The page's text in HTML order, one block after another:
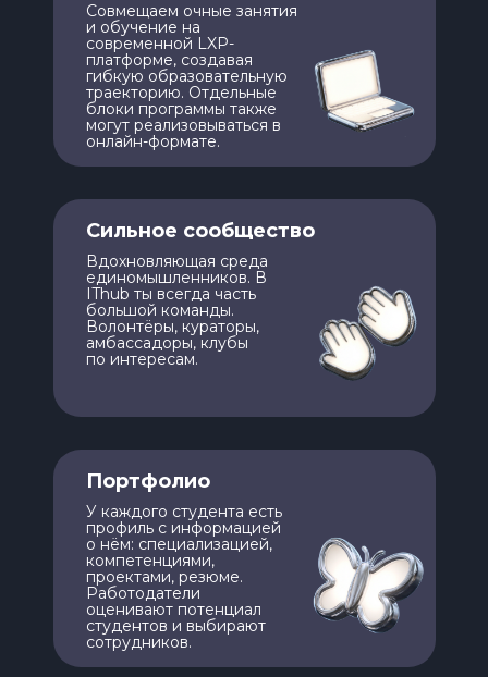
Вдохновляющая среда
единомышленников. В
IThub ты всегда часть
большой команды.
Волонтёры, кураторы,
амбассадоры, клубы
по интересам.
Сильное сообщество
Совмещаем очные занятия
и обучение на
современной LXP-
платформе, создавая
гибкую образовательную
траекторию. Отдельные
блоки программы также
могут реализовываться в
онлайн-формате.
У каждого студента есть
профиль с информацией
о нём: специализацией,
компетенциями,
проектами, резюме.
Работодатели
оценивают потенциал
студентов и выбирают
сотрудников.
Портфолио